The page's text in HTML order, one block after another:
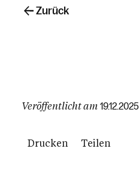
Veröffentlicht am 19.12.2025
Drucken Teilen
Zurück